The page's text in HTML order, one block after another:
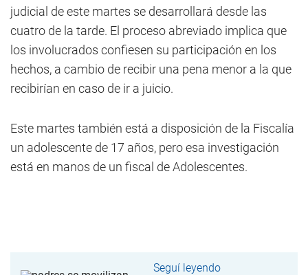
judicial de este martes se desarrollará desde las
cuatro de la tarde. El proceso abreviado implica que
los involucrados confiesen su participación en los
hechos, a cambio de recibir una pena menor a la que
recibirían en caso de ir a juicio.
Este martes también está a disposición de la Fiscalía
un adolescente de 17 años, pero esa investigación
está en manos de un fiscal de Adolescentes.
Seguí leyendo